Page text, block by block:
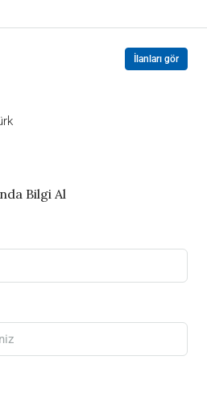
İlanları gör
Bilgi Al